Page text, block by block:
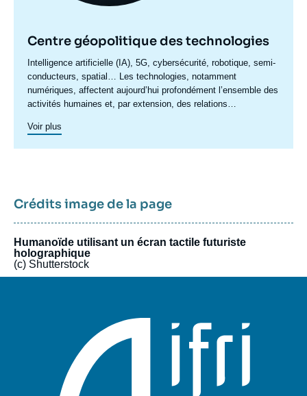
Centre géopolitique des technologies
Accroche
centre
Intelligence artificielle (IA), 5G, cybersécurité, robotique, semi-
conducteurs, spatial… Les technologies, notamment
numériques, affectent aujourd’hui profondément l’ensemble des
activités humaines et, par extension, des relations
économiques et sociaux qui en découlent se manifestent à des
lancé en 2020 le Centre géopolitique des technologies,
proposant une approche résolument européenne des enjeux
Voir plus
Crédits image de la page
Humanoïde utilisant un écran tactile futuriste
holographique
(c) Shutterstock